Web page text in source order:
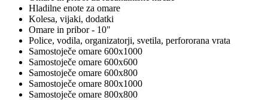
Hladilne enote za omare
Kolesa, vijaki, dodatki
Omare in pribor - 10"
Police, vodila, organizatorji, svetila, perfororana vrata
Samostoječe omare 600x1000
Samostoječe omare 600x600
Samostoječe omare 600x800
Samostoječe omare 800x1000
Samostoječe omare 800x800